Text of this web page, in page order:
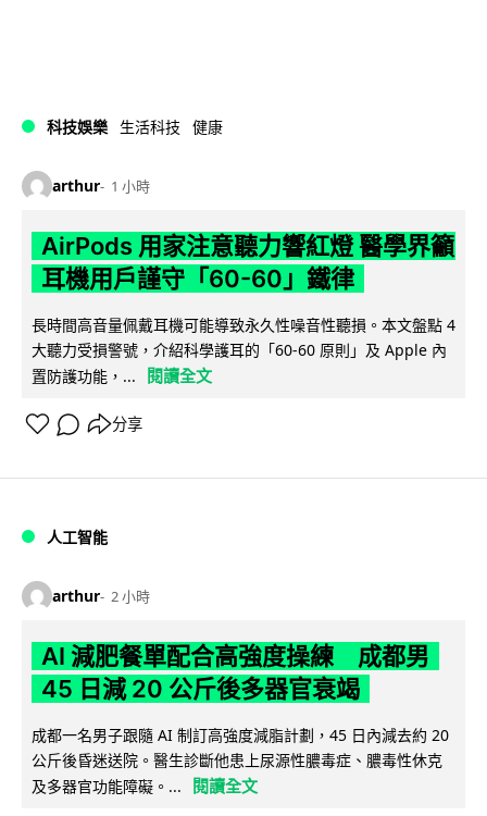
科技娛樂 生活科技 健康
arthur 1 小時
AirPods 用家注意聽力響紅燈 醫學界籲
耳機用戶謹守「60-60」鐵律
長時間高音量佩戴耳機可能導致永久性噪音性聽損。本文盤點 4
大聽力受損警號，介紹科學護耳的「60-60 原則」及 Apple 內
置防護功能，...
閱讀全文
分享
人工智能
arthur 2 小時
AI 減肥餐單配合高強度操練 成都男
45 日減 20 公斤後多器官衰竭
成都一名男子跟隨 AI 制訂高強度減脂計劃，45 日內減去約 20
公斤後昏迷送院。醫生診斷他患上尿源性膿毒症、膿毒性休克
及多器官功能障礙。...
閱讀全文